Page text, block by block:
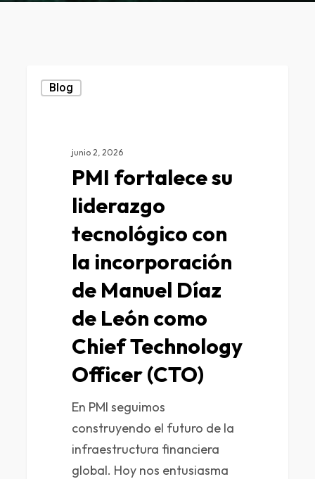
Blog
junio 2, 2026
PMI fortalece su
liderazgo
tecnológico con
la incorporación
de Manuel Díaz
de León como
Chief Technology
Officer (CTO)
En PMI seguimos
construyendo el futuro de la
infraestructura financiera
global. Hoy nos entusiasma